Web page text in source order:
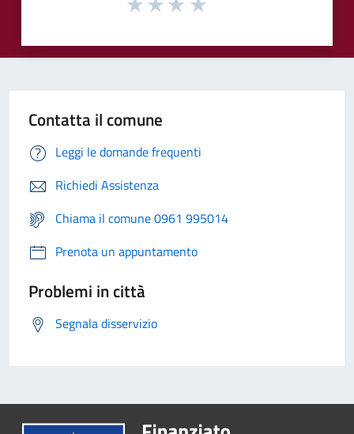
Contatta il comune
Leggi le domande frequenti
Richiedi Assistenza
Chiama il comune 0961 995014
Prenota un appuntamento
Problemi in città
Segnala disservizio